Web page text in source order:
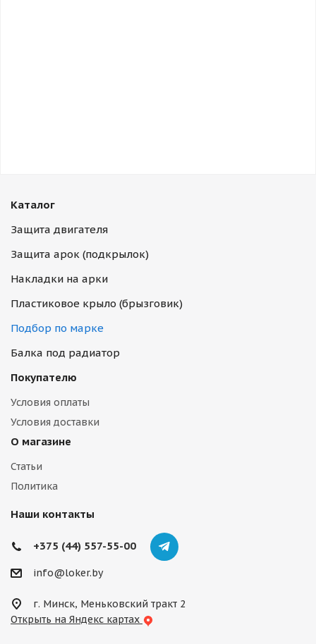
Каталог
Защита двигателя
Защита арок (подкрылок)
Накладки на арки
Пластиковое крыло (брызговик)
Подбор по марке
Балка под радиатор
Покупателю
Условия оплаты
Условия доставки
О магазине
Статьи
Политика
Наши контакты
+375 (44) 557-55-00
info@loker.by
г. Минск, Меньковский тракт 2
Открыть на Яндекс картах